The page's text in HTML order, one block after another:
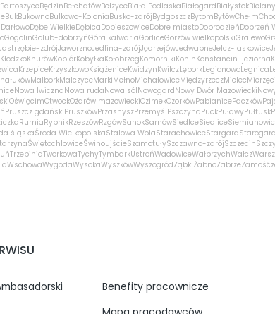
BartoszyceBędzinBełchatówBełżyceBiała PodlaskaBiałogardBiałystok
BukBukownoBulkowo-KoloniaBusko-zdrójBydgoszczBytomBytówChełm
DarłowoDębe WielkieDębicaDobieszowiceDobre miastoDobrodzieńDobrzeń
GogolinGolub-dobrzyńGóra kalwariaGorliceGorzów wielkopolskiGrajewo
zdrójJaworznoJedlina-zdrójJędrzejówJedwabneJelcz-laskowice
KłodzkoKnurówKobiórKobyłkaKołobrzegKomornikiKoninKonstancin-jeziorna
KrzepiceKrzyszkowoKsiążeniceKwidzynKwilczLęborkLegionowoLegnica
łukówMalborkMalczyceMarkiMełnoMichałowiceMiędzyrzeczMielec
Nowa IwicznaNowa rudaNowa sólNowogardNowy Dwór Mazowiecki
OświęcimOtwockOżarów mazowieckiOzimekOzorkówPabianicePaczków
Pruszcz gdańskiPruszkówPrzasnyszPrzemyślPszczynaPuckPuławyPułtusk
RumiaRybnikRzeszówRzgówSanokSarnówSiedlceSiedlice
śląskaŚroda WielkopolskaStalowa WolaStarachowiceStargard
ŚwiętochłowiceŚwinoujścieSzamotułySzczawno-zdrójSzczecin
TrzebiniaTworkowaTychyTymbarkUstrońWadowiceWałbrzychWałcz
WschowaWygodaWysokaWyszkówWyszogródZąbkiŻabnoZabrzeZamość
Benefity pracownicze